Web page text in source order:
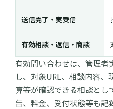
送信完了・実受信
有効相談・返信・商談
有効問い合わせは、管理者
し、対象URL、相談内容
算等が確認できる相談とし
告、料金、受付状態等も記